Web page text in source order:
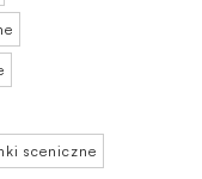
sceniczne